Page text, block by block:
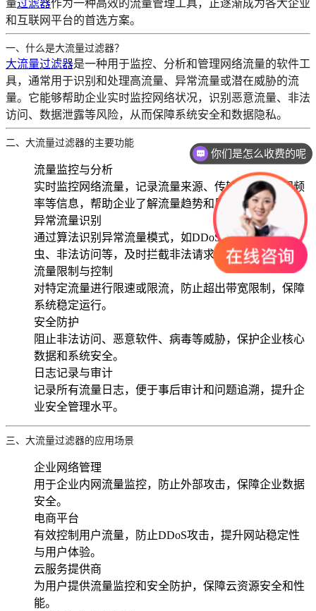
和互联网平台的首选方案。
一、什么是大流量过滤器？
大流量过滤器是一种用于监控、分析和管理网络流量的软件工
具，通常用于识别和处理高流量、异常流量或潜在威胁的流
量。它能够帮助企业实时监控网络状况，识别恶意流量、非法
访问、数据泄露等风险，从而保障系统安全和数据隐私。
二、大流量过滤器的主要功能
流量监控与分析
实时监控网络流量，记录流量来源、传输数据、访问频
率等信息，帮助企业了解流量趋势和用户行为。
异常流量识别
通过算法识别异常流量模式，如DDoS攻击、恶意爬
虫、非法访问等，及时拦截非法请求。
流量限制与控制
对特定流量进行限速或限流，防止超出带宽限制，保障
系统稳定运行。
安全防护
阻止非法访问、恶意软件、病毒等威胁，保护企业核心
数据和系统安全。
日志记录与审计
记录所有流量日志，便于事后审计和问题追溯，提升企
业安全管理水平。
三、大流量过滤器的应用场景
企业网络管理
用于企业内网流量监控，防止外部攻击，保障企业数据
安全。
电商平台
有效控制用户流量，防止DDoS攻击，提升网站稳定性
与用户体验。
云服务提供商
为用户提供流量监控和安全防护，保障云资源安全和性
能。
你们是怎么收费的呢